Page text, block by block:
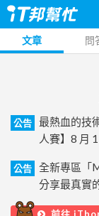
文章 問
公告
最熱血的技
人賽】8 月
公告
全新專區「
分享最真實